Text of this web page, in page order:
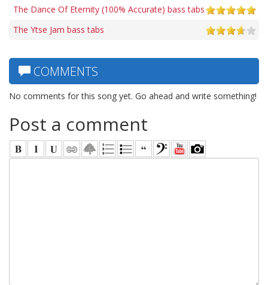
The Dance Of Eternity (100% Accurate) bass tabs
The Ytse Jam bass tabs
COMMENTS
No comments for this song yet. Go ahead and write something!
Post a comment